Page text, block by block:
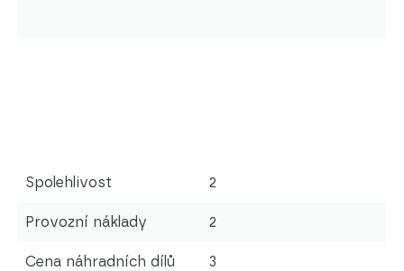
Spolehlivost 2
Provozní náklady 2
Cena náhradních dílů 3